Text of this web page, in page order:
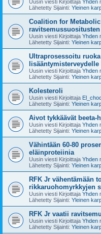
Uusin viesti Kirjoittaja Yhden
Lähetetty Sijainti: Yleinen
Coalition for
Uusin viesti Kirjoittaja Yhden
Lähetetty Sijainti: Yleinen
Ultraprosessoitu
Uusin viesti Kirjoittaja Yhden
Lähetetty Sijainti: Yleinen
Kolesteroli
Uusin viesti Kirjoittaja
Lähetetty Sijainti: Yleinen
Aivot tykkäävät beeta-
Uusin viesti Kirjoittaja Yhden
Lähetetty Sijainti: Yleinen
Vähintään 60-80
eläinproteiinia
Uusin viesti Kirjoittaja Yhden
Lähetetty Sijainti: Yleinen
RFK Jr vähentämään
rikkaruohomyrkkyjen
Uusin viesti Kirjoittaja Yhden
Lähetetty Sijainti: Yleinen
RFK Jr vaatii
Uusin viesti Kirjoittaja Yhden
Lähetetty Sijainti: Yleinen